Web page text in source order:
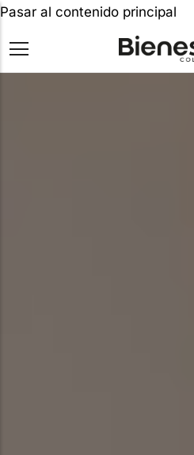
Pasar al contenido principal